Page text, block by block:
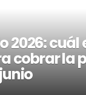
2026: cuál
cobrar la